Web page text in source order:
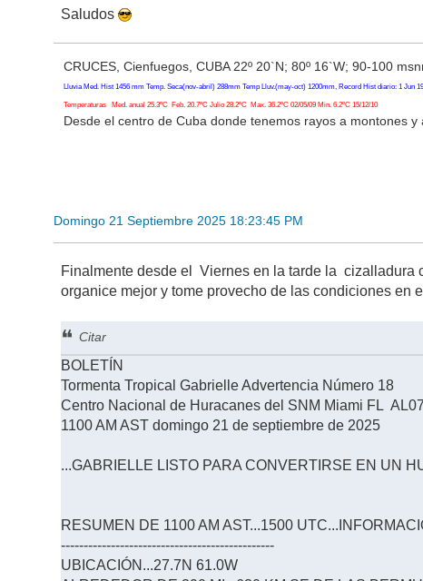
Saludos
CRUCES, Cienfuegos, CUBA 22º 20`N; 80º 16`W; 90-100
Lluvia Med. Hist 1456 mm Temp. Seca(nov-abril) 288mm Temp Lluv.(may-oct) 1200mm, Record Hist diario: 1 Jun
Temperaturas Med. anual 25.3ºC Feb. 20.7ºC Julio 28.2ºC Max. 36.2ºC 02/05/09 Min. 6.2ºC 15/12/10
Desde el centro de Cuba donde tenemos rayos a montones
Domingo 21 Septiembre 2025 18:23:45 PM
Finalmente desde el Viernes en la tarde la cizalladura
organice mejor y tome provecho de las condiciones en
Citar
BOLETÍN
Tormenta Tropical Gabrielle Advertencia Número 18
Centro Nacional de Huracanes del SNM Miami FL
1100 AM AST domingo 21 de septiembre de 2025
...GABRIELLE LISTO PARA CONVERTIRSE EN UN
RESUMEN DE 1100 AM AST...1500
-----------------------------------------------
UBICACIÓN...27.7N 61.0W